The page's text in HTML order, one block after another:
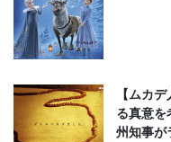
【ムカ
る真意
州知事が